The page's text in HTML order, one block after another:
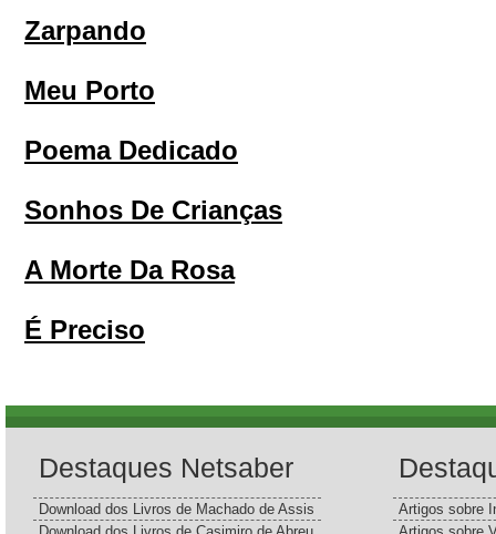
Zarpando
Meu Porto
Poema Dedicado
Sonhos De Crianças
A Morte Da Rosa
É Preciso
Destaques Netsaber
Download dos Livros de Machado de Assis
Artigos sobre